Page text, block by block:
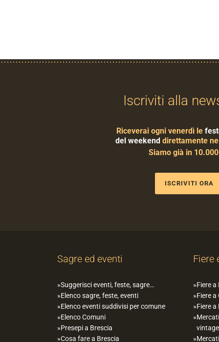
Iscriviti alla
Riceverai ogni venerdì le
del weekenddirettamente
Siamo già in
ISCRIVITI ORA
Sagre ed eventi
Suggerisci eventi, feste, sagre…
Elenco sagre, feste, eventi
Elenco eventi suddivisi per comune
Elenco Comuni
Presepi a Brescia
Cosa fare a Brescia
Fiere
Fiere a
Fiere a
Fiere
vintage